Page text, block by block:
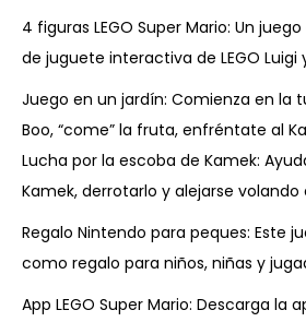
4 figuras LEGO Super Mario: Un
de juguete interactiva de LEGO Luigi
Juego en un jardín: Comienza en la
Boo, “come” la fruta, enfréntate al
Lucha por la escoba de Kamek:
Kamek, derrotarlo y alejarse volando
Regalo Nintendo para peques: Este
como regalo para niños, niñas y
App LEGO Super Mario: Descarga